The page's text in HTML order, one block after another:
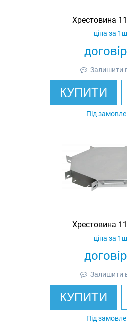
Хрестовина
ціна за
Залишити
КУПИТИ
Під
Хрестовина
ціна за
Залишити
КУПИТИ
Під